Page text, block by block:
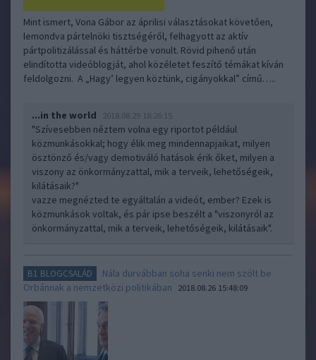
Mint ismert, Vona Gábor az áprilisi választásokat követően,
lemondva pártelnöki tisztségéről, felhagyott az aktív
pártpolitizálással és háttérbe vonult. Rövid pihenő után
elindította videóblogját, ahol közéletet feszítő témákat kíván
feldolgozni. A „Hagy’ legyen köztünk, cigányokkal” című…..
...in the world 2018.08.29 18:26:15
"Szívesebben néztem volna egy riportot például
közmunkásokkal; hogy élik meg mindennapjaikat, milyen
ösztönző és/vagy demotiváló hatások érik őket, milyen a
viszony az önkormányzattal, mik a terveik, lehetőségeik,
kilátásaik?"
vazze megnézted te egyáltalán a videót, ember? Ezek is
közmunkások voltak, és pár ipse beszélt a "viszonyról az
önkormányzattal, mik a terveik, lehetőségeik, kilátásaik".
B1 BLOGCSALÁD
Nála durvábban soha senki nem szólt be
Orbánnak a nemzetközi politikában
2018.08.26 15:48:09